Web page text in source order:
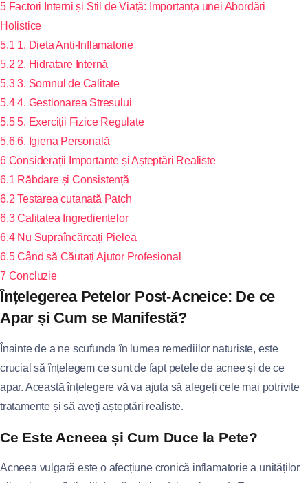
5 Factori Interni și Stil de Viață: Importanța unei Abordări
Holistice
5.1 1. Dieta Anti-Inflamatorie
5.2 2. Hidratare Internă
5.3 3. Somnul de Calitate
5.4 4. Gestionarea Stresului
5.5 5. Exerciții Fizice Regulate
5.6 6. Igiena Personală
6 Considerații Importante și Așteptări Realiste
6.1 Răbdare și Consistență
6.2 Testarea cutanată Patch
6.3 Calitatea Ingredientelor
6.4 Nu Supraîncărcați Pielea
6.5 Când să Căutați Ajutor Profesional
7 Concluzie
Înțelegerea Petelor Post-Acneice: De ce
Apar și Cum se Manifestă?
Înainte de a ne scufunda în lumea remediilor naturiste, este
crucial să înțelegem ce sunt de fapt petele de acnee și de ce
apar. Această înțelegere vă va ajuta să alegeți cele mai potrivite
tratamente și să aveți așteptări realiste.
Ce Este Acneea și Cum Duce la Pete?
Acneea vulgară este o afecțiune cronică inflamatorie a unităților